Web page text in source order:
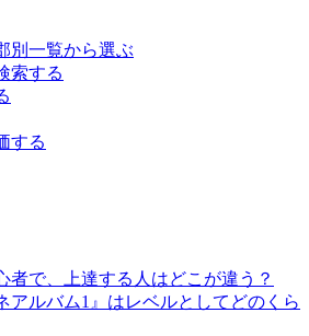
別一覧から選ぶ
索する
する
者で、上達する人はどこが違う？
アルバム1』はレベルとしてどのくら